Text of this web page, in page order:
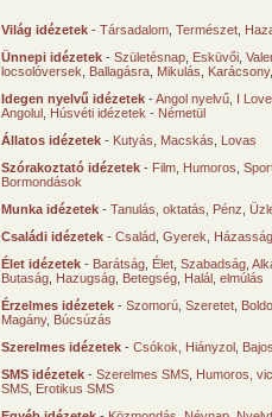
Világ idézetek - Társadalom Természet
Ünnepi idézetek - Születésnap Esküvői
locsolóversek
Ballagásra Mikulás Karácsony
Idegen nyelvű idézetek -Angol nyelvű I
Angolul Húsvéti idézetek - Németül
Állatos idézetek - Kutyás Macskás
Lovas
Szórakoztató idézetek - Film Humoros
Bormondások
Munka idézetek - Tanulás, oktatás Pénz
Családi idézetek - Család Gyerek
Élet idézetek - Barátság Élet Szabadság
Butaság Hazugság Betegség Halál, elmúlás
Érzelmes idézetek - Szomorú Szeretet
Magány, Búcsúzás
Szerelmes idézetek - Csókok Hiányzol
SMS idézetek - Szerelmes SMS Humoros,
SMS Erotikus SMS